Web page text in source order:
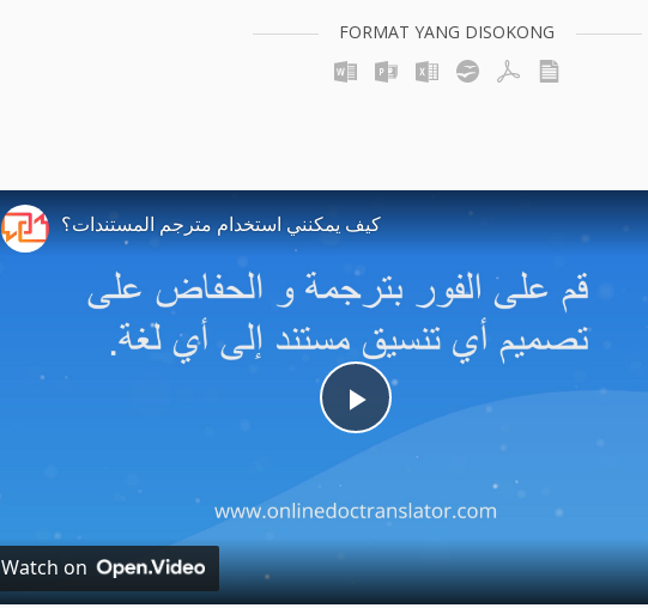
FORMAT YANG DISOKONG
Play
Video
كيف يمكنني استخدام مترجم المستندات؟
Watch on